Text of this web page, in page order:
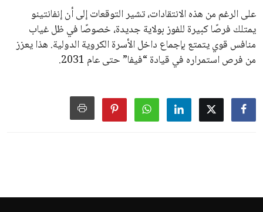
على الرغم من هذه الانتقادات، تشير التوقعات إلى أن إنفانتينو
يمتلك فرصًا كبيرة للفوز بولاية جديدة، خصوصًا في ظل غياب
منافس قوي يتمتع بإجماع داخل الأسرة الكروية الدولية. هذا يعزز
من فرص استمراره في قيادة “فيفا” حتى عام 2031.
مستثمر هندي بريطاني يسعى لامتلاك